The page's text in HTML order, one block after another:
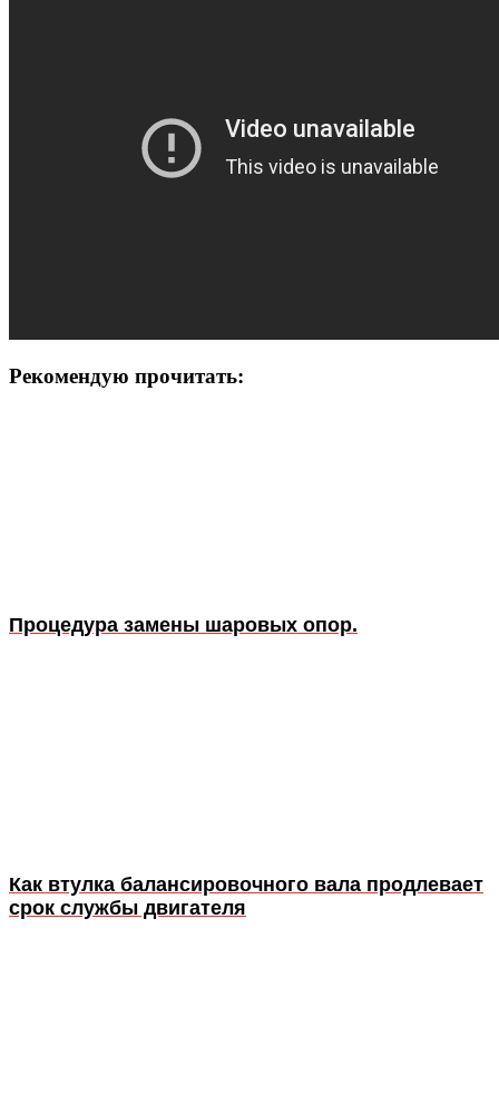
Рекомендую прочитать:
Процедура замены шаровых опор.
Как втулка балансировочного вала продлевает
срок службы двигателя